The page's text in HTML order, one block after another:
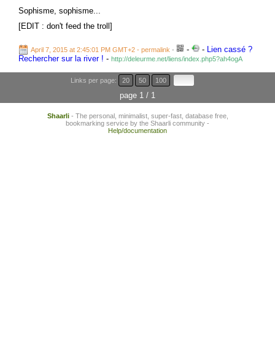
Sophisme, sophisme...
[EDIT : don't feed the troll]
April 7, 2015 at 2:45:01 PM GMT+2 - permalink - - - Lien cassé ?
Rechercher sur la river ! - http://deleurme.net/liens/index.php5?ah4ogA
Links per page: 20 50 100
page 1 / 1
Shaarli- The personal, minimalist, super-fast, database free,
bookmarking service by the Shaarli community -
Help/documentation